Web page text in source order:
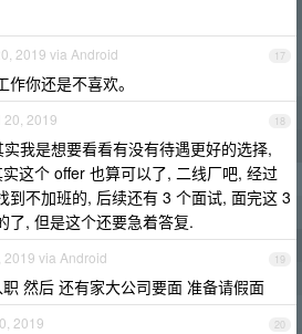
17
2019 via Android
你还是不喜欢。
18
20, 2019
我是想要看看有没有待遇更好的选择,
这个 offer 也算可以了, 二线厂吧, 经过
到不加班的, 后续还有 3 个面试, 面完这 3
了, 但是这个还要急着答复.
19
2019 via Android
然后 还有家大公司要面 准备请假面
20
2019